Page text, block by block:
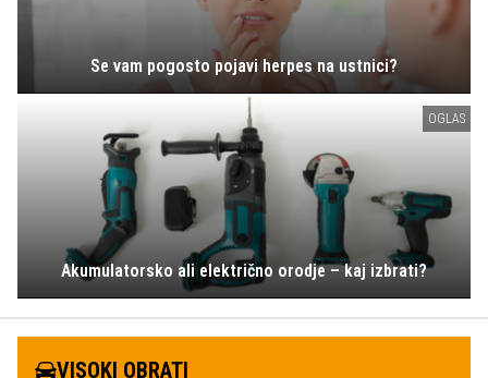
Se vam pogosto pojavi herpes na ustnici?
OGLAS
Akumulatorsko ali električno orodje – kaj izbrati?
VISOKI OBRATI